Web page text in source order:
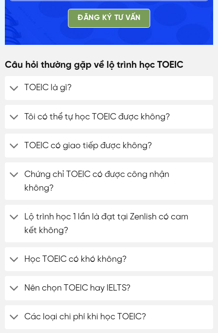
ĐĂNG KÝ TƯ VẤN
Câu hỏi thường gặp về lộ trình học TOEIC
TOEIC là gì?
Tôi có thể tự học TOEIC được không?
TOEIC có giao tiếp được không?
Chứng chỉ TOEIC có được công nhận
không?
Lộ trình học 1 lần là đạt tại Zenlish có cam
kết không?
Học TOEIC có khó không?
Nên chọn TOEIC hay IELTS?
Các loại chi phí khi học TOEIC?